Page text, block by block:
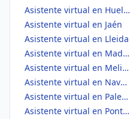
Asistente virtual en Huelva
Asistente virtual en Jaén
Asistente virtual en Lleida
Asistente virtual en Madrid
Asistente virtual en Melilla
Asistente virtual en Navarra
Asistente virtual en Palencia
Asistente virtual en Pontevedra